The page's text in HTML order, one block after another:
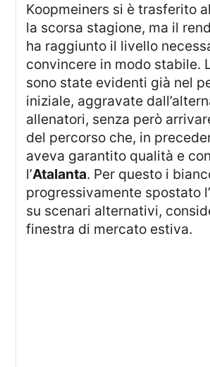
Koopmeiners si è trasferito alla Juventus
la scorsa stagione, ma il
ha raggiunto il livello
convincere in modo stabile.
sono state evidenti già nel
iniziale, aggravate
allenatori, senza però
del percorso che, in
aveva garantito qualità e
l’Atalanta. Per questo i
progressivamente spostato
su scenari alternativi,
finestra di mercato estiva.